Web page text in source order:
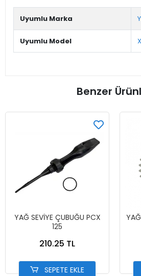
Uyumlu Marka
Uyumlu Model
Benzer
YAĞ SEVİYE ÇUBUĞU PCX
125
210.25 TL
SEPETE EKLE